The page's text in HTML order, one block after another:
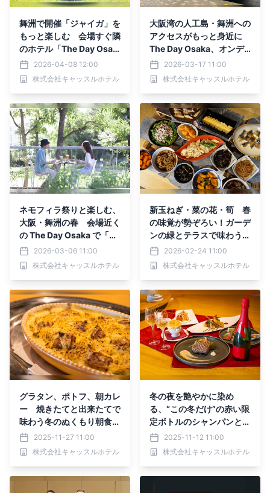
舞洲で開催「ジャイガ」を
もっと楽しむ 会場すぐ隣
のホテル「The Day Osak
a」 ライブの前後まで楽
しめる新しい過ごし方を提
案
2026-04-08 12:00
株式会社キャッスルホテル
大阪湾の人工島・舞洲への
アクセスがもっと身近に
The Day Osaka、オンデ
マンドバス活用で来館者向
け無料アクセス
2026-03-17 11:00
株式会社キャッスルホテル
ネモフィラ祭りと楽しむ、
大阪・舞洲の春 会場近く
の The Day Osaka で「Th
eDayスプリングフェア」
を実施
2026-03-06 11:00
株式会社キャッスルホテル
新玉ねぎ・菜の花・筍 春
の味覚が勢ぞろい！ガーデ
ンの緑とテラスで味わう、
大阪・舞洲『The Day Os
aka』の春朝食ビュッフェ
2026-02-24 11:00
株式会社キャッスルホテル
グラタン、ポトフ、朝カレ
ー 焼きたてと出来たてで
味わう冬のぬくもり朝食ビ
ュッフェ2025-11-27 11:00
株式会社キャッスルホテル
冬の夜を艶やかに染め
る、“この冬だけ”の赤い限
定ボトルのシャンパンとク
ラシックナイト 大阪・舞
洲のホテルが11月14日か
ら開催
2025-11-12 11:00
株式会社キャッスルホテル